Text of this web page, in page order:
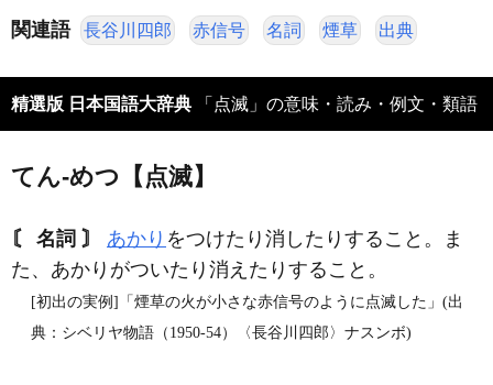
関連語 長谷川四郎 赤信号 名詞 煙草 出典
精選版 日本国語大辞典 「点滅」の意味・読み・例文・類語
てん‐めつ【点滅】
〘 名詞 〙 あかり をつけたり消したりすること。ま
た、あかりがついたり消えたりすること。
[初出の実例]「煙草の火が小さな赤信号のように点滅した」(出
典：シベリヤ物語（1950‐54）〈長谷川四郎〉ナスンボ)